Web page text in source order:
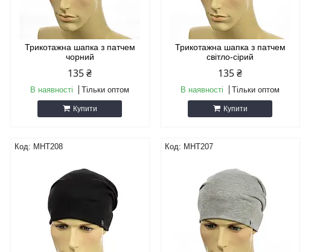
Трикотажна шапка з патчем
чорний
135 ₴
В наявності Тільки оптом
Купити
Трикотажна шапка з патчем
світло-сірий
135 ₴
В наявності Тільки оптом
Купити
MHT208 MHT207